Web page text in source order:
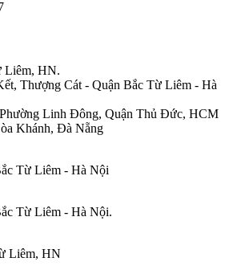
Liêm, HN.
Thượng Cát - Quận Bắc Từ Liêm - Hà
Linh Đông, Quận Thủ Đức, HCM
Khánh, Đà Nẵng
Từ Liêm - Hà Nội
Từ Liêm - Hà Nội.
Liêm, HN